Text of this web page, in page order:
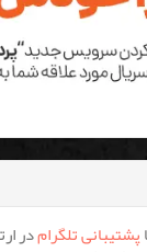
پشتیبانی تلگرامدر